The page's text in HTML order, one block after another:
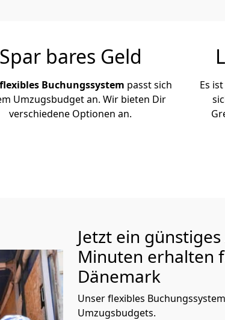
Spar bares Geld
flexibles Buchungssystem passt sich
Umzugsbudget an. Wir bieten Dir
verschiedene Optionen an.
Es
Jetzt ein
Minuten erhalten
Dänemark
Unser flexibles
Umzugsbudgets.